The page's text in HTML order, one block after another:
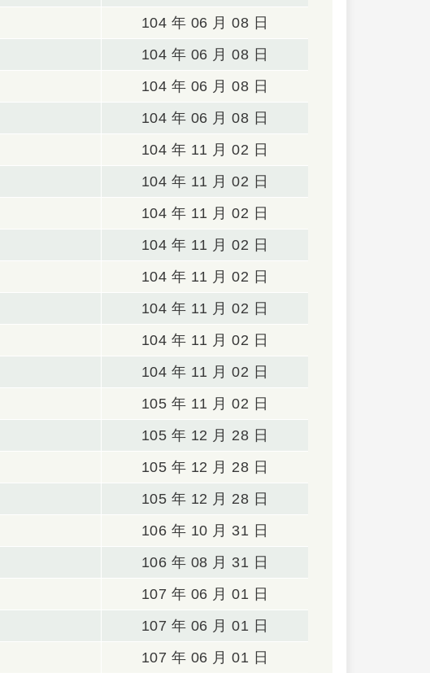
104 年 06 月 08 日
104 年 06 月 08 日
104 年 06 月 08 日
104 年 06 月 08 日
104 年 11 月 02 日
104 年 11 月 02 日
104 年 11 月 02 日
104 年 11 月 02 日
104 年 11 月 02 日
104 年 11 月 02 日
104 年 11 月 02 日
104 年 11 月 02 日
105 年 11 月 02 日
105 年 12 月 28 日
105 年 12 月 28 日
105 年 12 月 28 日
106 年 10 月 31 日
106 年 08 月 31 日
107 年 06 月 01 日
107 年 06 月 01 日
107 年 06 月 01 日